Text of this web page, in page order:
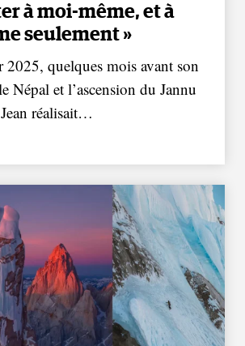
à moi-même, et à
seulement »
quelques mois avant son
Népal et l’ascension du Jannu
réalisait…